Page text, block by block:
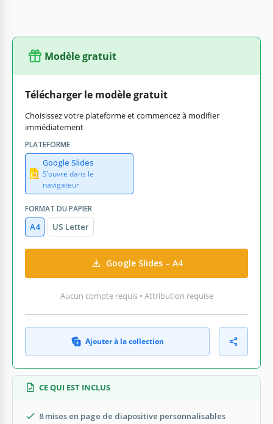
Modèle gratuit
Télécharger le modèle gratuit
Choisissez votre plateforme et commencez à modifier
immédiatement
PLATEFORME
Google Slides
S’ouvre dans le
navigateur
FORMAT DU PAPIER
A4 US Letter
Google Slides – A4
Aucun compte requis • Attribution requise
Ajouter à la collection
CE QUI EST INCLUS
8 mises en page de diapositive personnalisables